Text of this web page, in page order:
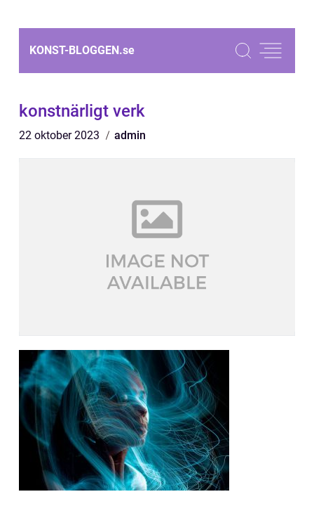
KONST-BLOGGEN.se
konstnärligt verk
22 oktober 2023 admin